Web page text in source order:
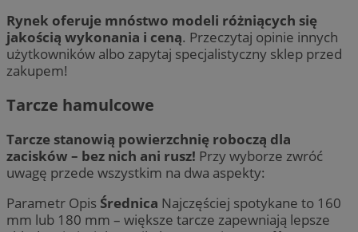
Rynek oferuje mnóstwo modeli różniących się
jakością wykonania i ceną. Przeczytaj opinie innych
użytkowników albo zapytaj specjalistyczny sklep przed
zakupem!
Tarcze hamulcowe
Tarcze stanowią powierzchnię roboczą dla
zacisków – bez nich ani rusz! Przy wyborze zwróć
uwagę przede wszystkim na dwa aspekty:
Parametr Opis Średnica Najczęściej spotykane to 160
mm lub 180 mm – większe tarcze zapewniają lepsze